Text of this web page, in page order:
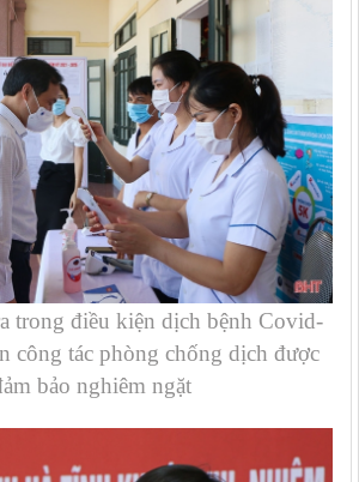
trong điều kiện dịch bệnh Covid-
công tác phòng chống dịch được
bảo nghiêm ngặt